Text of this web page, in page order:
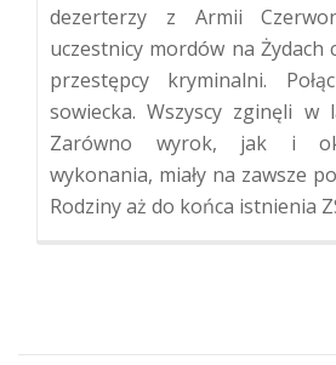
dezerterzy z Armii
uczestnicy mordów na Żydach
przestępcy kryminalni.
sowiecka. Wszyscy zginęli w
Zarówno wyrok, jak i
wykonania, miały na zawsze
Rodziny aż do końca istnienia